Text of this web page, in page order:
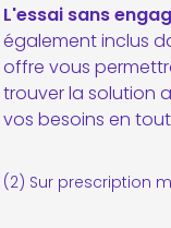
L'essai sans
également inclus
offre vous
trouver la solution
vos besoins en
(2) Sur prescription